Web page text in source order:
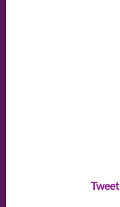
Tweet